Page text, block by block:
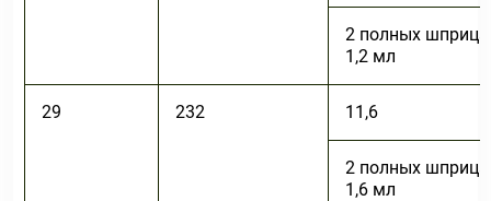
2 полных шприца
1,2 мл
29 232 11,6
2 полных шприца
1,6 мл